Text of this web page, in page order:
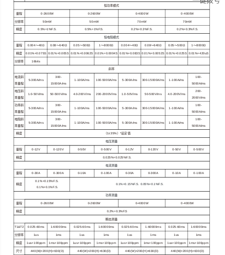
恒功率模式
量程 0-2600W 0-2600W 0-4000W 0-4000W
分辨率 50mW 50mW 70mW 70mW
精度 0.5%+1%F.S. 0.5%+1%F.S. 0.2%+0.3%F.S. 0.2%+0.3%F.S.
恒电阻模式
量程 0.004～40Ω 0.08～640Ω 0.05～500Ω 1～8000Ω 0.004～40Ω 0.08～640Ω 0.05～500Ω 1～8000Ω
精度 0.01%+0.075S 0.01%+0.005S 0.01%+0.0062S 0.01%+0.0004S 0.01%+0.083S 0.01%+0.0052S 0.01%+0.025S 0.01%+420uS
分辨率 16bits
斜率
电流斜
率量程
5-300A/ms
300-
15000A/ms
1-100A/ms 100-5000A/ms 5-300A/ms 300-15000A/ms 1-100A/ms
100-
5000A/ms
电压斜
率量程
1.0-50V/ms 50-500V/ms 4.0-200V/ms 200-2000V/ms 1.0-50V/ms 50-500V/ms 4.0-200V/ms
200-
2000V/ms
功率斜
率量程
5-300A/ms
300-
15000A/ms
1-100A/ms 100-5000A/ms 5-300A/ms 300-15000A/ms 1-100A/ms
100-
5000A/ms
电阻斜
率量程
5-300A/ms
300-
15000A/ms
1-100A/ms 100-5000A/ms 5-300A/ms 300-15000A/ms 1-100A/ms
100-
5000A/ms
精度 （1±35% ）*设定值
电压测量
量程 0-12V 0-120V 0-50V 0-500V 0-12V 0-120V 0-50V 0-500V
精度 0.025%+0.025%F.S.
电流测量
量程 0-30A 0-300A 0-10A 0-100A 0-30A 0-300A 0-10A 0-100A
精度
0.1%+0.15%F.S.
0.1%+0.1%F.S.
0.1%+0.15%F.S. 0.05%+0.1%F.S.
功率测量
量程 0-2600W 0-2600W 0-4000W 0-4000W
精度 0.2%+0.3%F.S
瞬态测量
T1&T2 0.025-60ms 1-60000ms 0.025-60ms 1-60000ms 0.025-60ms 1-60000ms 0.025-60ms 1-60000ms
分辨率 1us 1ms 1us 1ms 1us 1ms 1us 1ms
精度 1us+100ppm 1ms+100ppm 1us+100ppm 1ms+100ppm 1us+100ppm 1ms+100ppm 1us+100ppm 1ms+100ppm
尺寸 440(W)×200(H)×630(D) 440(W)×200(H)×630(D) 440(W)×200(H)×630(D) 440(W)×200(H)×630(D)